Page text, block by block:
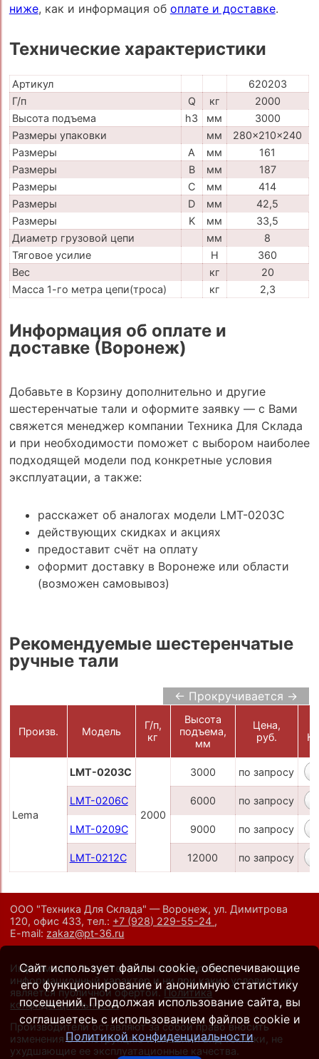
ниже, как и информация об оплате и доставке.
Технические характеристики
Артикул
620203
Г/п
Q кг
2000
Высота подъема
h3 мм
3000
Размеры упаковки
мм
280x210x240
Размеры
A мм
161
Размеры
B мм
187
Размеры
C мм
414
Размеры
D мм
42,5
Размеры
K мм
33,5
Диаметр грузовой цепи
мм
8
Тяговое усилие
H
360
Вес
кг
20
Масса 1-го метра цепи(троса)
кг 2,3
Информация об оплате и
доставке (Воронеж)
Добавьте в Корзину дополнительно и другие
шестеренчатые тали и оформите заявку — с Вами
свяжется менеджер компании Техника Для Склада
и при необходимости поможет с выбором наиболее
подходящей модели под конкретные условия
эксплуатации, а также:
расскажет об аналогах модели LMT-0203C
действующих скидках и акциях
предоставит счёт на оплату
оформит доставку в Воронеже или области
(возможен самовывоз)
Рекомендуемые шестеренчатые
ручные тали
← Прокручивается →
Произв. Модель
Г/п,
кг
Высота
подъема,
мм
Цена,
руб.
Lema
LMT-0203C
2000
3000 по запросу
LMT-0206C 6000 по запросу
LMT-0209C 9000 по запросу
LMT-0212C 12000 по запросу
ООО "Техника Для Склада" — Воронеж, ул. Димитрова
120, офис 433,тел.: +7 (928) 229-55-24 ,
E-mail: zakaz@pt-36.ru
Информация на сайте носит исключительно
информационный характер и ни при каких условиях не
является публичной офертой. Политика
конфиденциальности.
Производители оставляют за собой право вносить
изменения в конструкцию и внешний вид техники, не
ухудшающие ее эксплуатационные качества.
Сайт использует файлы cookie, обеспечивающие
его функционирование и анонимную статистику
посещений. Продолжая использование сайта, вы
соглашаетесь с использованием файлов cookie и
Политикой конфиденциальности